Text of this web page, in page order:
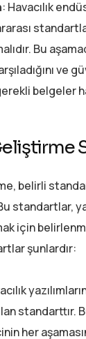
: Havacılık
Bu
ve
belgeler
belirli
standartlar,
için
şunlardır:
standarttır.
her